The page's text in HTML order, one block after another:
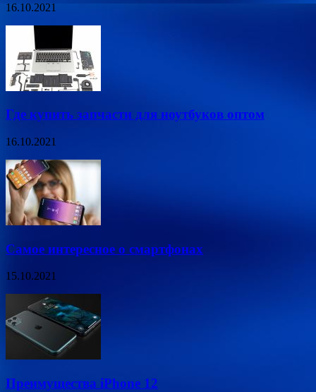
16.10.2021
Где купить запчасти для ноутбуков оптом
16.10.2021
Самое интересное о смартфонах
15.10.2021
Преимущества iPhone 12